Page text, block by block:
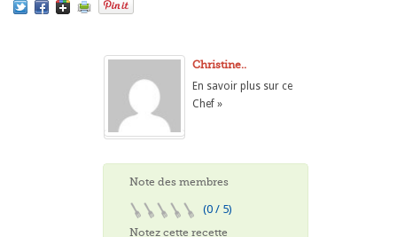
Christine..
En savoir plus sur ce
Chef »
Note des membres
(0 / 5)
Notez cette recette